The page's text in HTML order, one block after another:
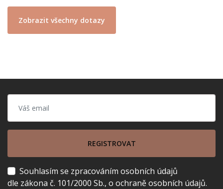
Zobrazit všechny dotazy
REGISTROVAT
Souhlasím se zpracováním osobních údajů
dle zákona č. 101/2000 Sb., o ochraně osobních údajů.